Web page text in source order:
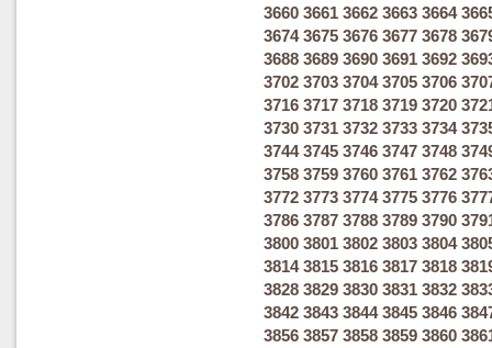
3660 3661 3662 3663 3664
3674 3675 3676 3677 3678
3688 3689 3690 3691 3692
3702 3703 3704 3705 3706
3716 3717 3718 3719 3720
3730 3731 3732 3733 3734
3744 3745 3746 3747 3748
3758 3759 3760 3761 3762
3772 3773 3774 3775 3776
3786 3787 3788 3789 3790
3800 3801 3802 3803 3804
3814 3815 3816 3817 3818
3828 3829 3830 3831 3832
3842 3843 3844 3845 3846
3856 3857 3858 3859 3860